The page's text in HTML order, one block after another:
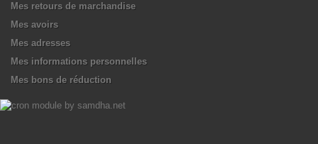
Mes retours de marchandise
Mes avoirs
Mes adresses
Mes informations personnelles
Mes bons de réduction